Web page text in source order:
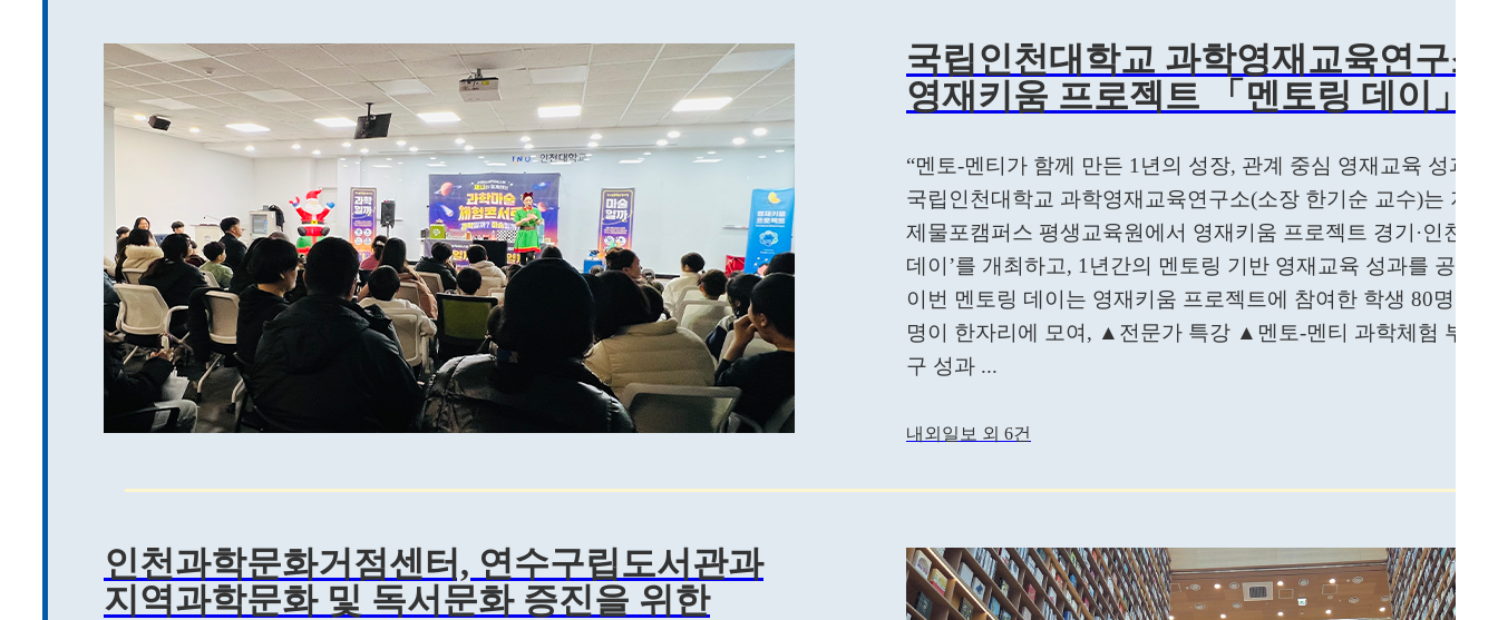
국립인천대학교 과학영재교육연구소,
영재키움 프로젝트 「멘토링 데이」
“멘토-멘티가 함께 만든 1년의 성장, 관계 중심 영재교육 성과
국립인천대학교 과학영재교육연구소(소장 한기순 교수)는 지난
제물포캠퍼스 평생교육원에서 영재키움 프로젝트 경기·인천권
데이’를 개최하고, 1년간의 멘토링 기반 영재교육 성과를 공유
이번 멘토링 데이는 영재키움 프로젝트에 참여한 학생 80명과
명이 한자리에 모여, ▲전문가 특강 ▲멘토-멘티 과학체험 부
구 성과 ...
내외일보 외 6건
인천과학문화거점센터, 연수구립도서관과
지역과학문화 및 독서문화 증진을 위한